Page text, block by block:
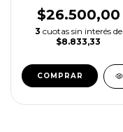
$26.500,00
3 cuotas sin interés de
$8.833,33